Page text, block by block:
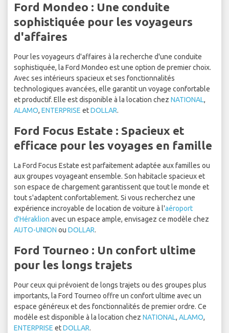
Ford Mondeo : Une conduite
sophistiquée pour les voyageurs
d'affaires
Pour les voyageurs d'affaires à la recherche d'une conduite
sophistiquée, la Ford Mondeo est une option de premier choix.
Avec ses intérieurs spacieux et ses fonctionnalités
technologiques avancées, elle garantit un voyage confortable
et productif. Elle est disponible à la location chez NATIONAL,
ALAMO, ENTERPRISE etDOLLAR.
Ford Focus Estate : Spacieux et
efficace pour les voyages en famille
La Ford Focus Estate est parfaitement adaptée aux familles ou
aux groupes voyageant ensemble. Son habitacle spacieux et
son espace de chargement garantissent que tout le monde et
tout s'adaptent confortablement. Si vous recherchez une
expérience incroyable de location de voiture à l'aéroport
d'Héraklion avec un espace ample, envisagez ce modèle chez
AUTO-UNION ou DOLLAR.
Ford Tourneo : Un confort ultime
pour les longs trajets
Pour ceux qui prévoient de longs trajets ou des groupes plus
importants, la Ford Tourneo offre un confort ultime avec un
espace généreux et des fonctionnalités de premier ordre. Ce
modèle est disponible à la location chez NATIONAL, ALAMO,
ENTERPRISE etDOLLAR.